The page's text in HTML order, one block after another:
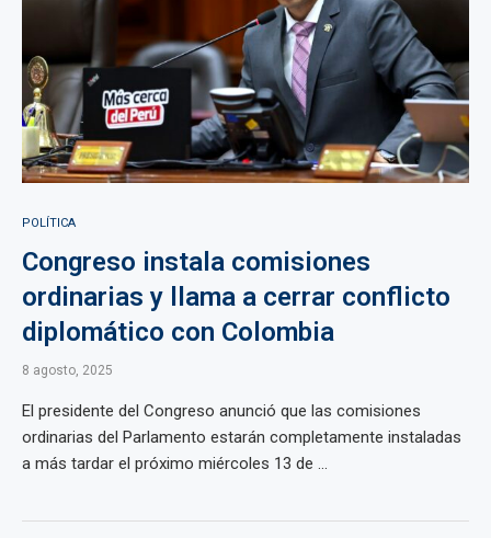
POLÍTICA
Congreso instala comisiones
ordinarias y llama a cerrar conflicto
diplomático con Colombia
8 agosto, 2025
El presidente del Congreso anunció que las comisiones
ordinarias del Parlamento estarán completamente instaladas
a más tardar el próximo miércoles 13 de ...